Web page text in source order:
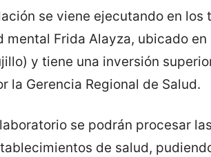
se viene ejecutando en los
mental Frida Alayza, ubicado
y tiene una inversión
la Gerencia Regional de Salud.
se podrán procesar
de salud,